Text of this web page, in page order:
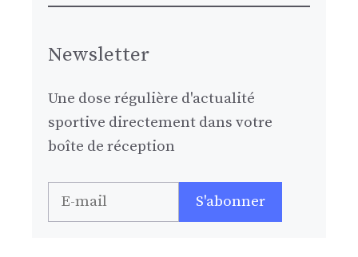
Newsletter
Une dose régulière d'actualité
sportive directement dans votre
boîte de réception